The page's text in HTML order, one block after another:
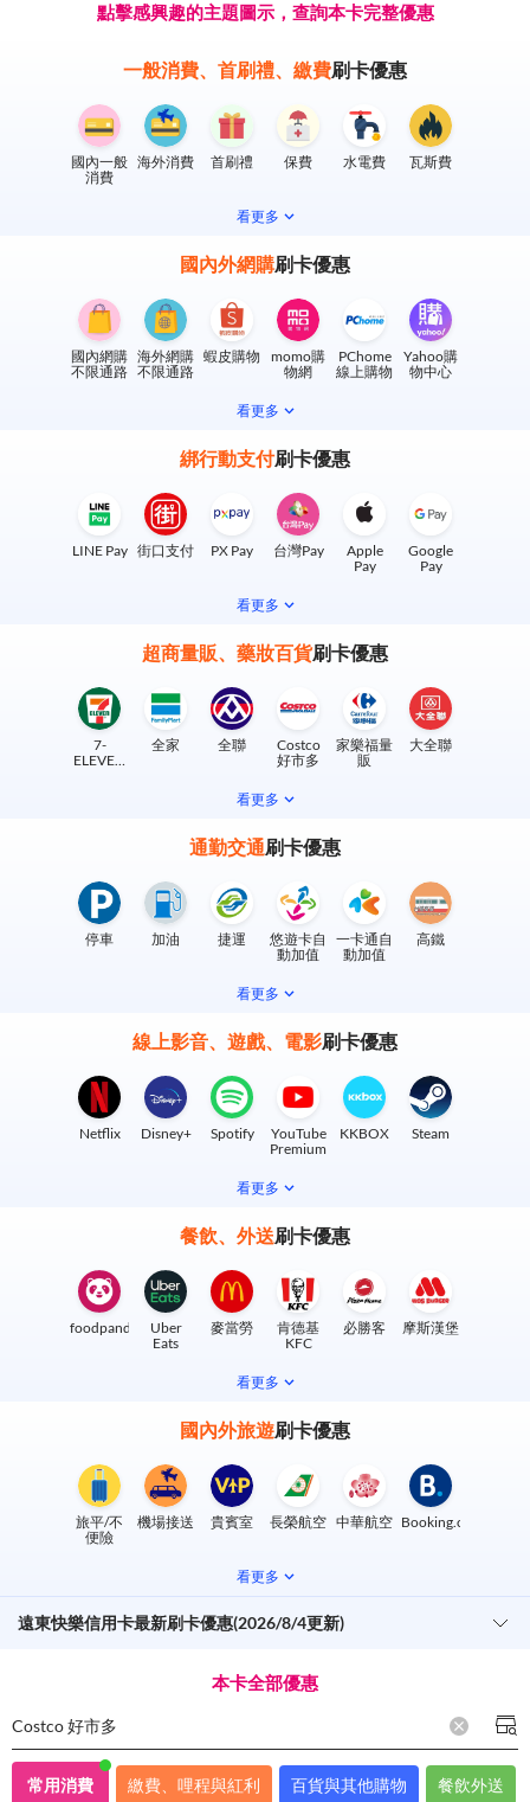
點擊感興趣的主題圖示，查詢本卡完整優惠
一般消費、首刷禮、繳費刷卡優惠
國內一般
消費
海外消費 首刷禮 保費 水電費 瓦斯費
看更多
國內外網購刷卡優惠
國內網購
不限通路
海外網購
不限通路
蝦皮購物
momo購
物網
PChome
線上購物
Yahoo購
物中心
看更多
綁行動支付刷卡優惠
LINE Pay 街口支付 PX Pay 台灣Pay
Apple
Pay
Google
Pay
看更多
超商量販、藥妝百貨刷卡優惠
7-
ELEVEN
全家 全聯
Costco
好市多
家樂福量
販
大全聯
看更多
通勤交通刷卡優惠
停車 加油 捷運
悠遊卡自
動加值
一卡通自
動加值
高鐵
看更多
線上影音、遊戲、電影刷卡優惠
Netflix Disney+ Spotify
YouTube
Premium
KKBOX Steam
看更多
餐飲、外送刷卡優惠
foodpanda
Uber
Eats
麥當勞
肯德基
KFC
必勝客 摩斯漢堡
看更多
國內外旅遊刷卡優惠
旅平/不
便險
機場接送 貴賓室 長榮航空 中華航空 Booking.com
看更多
遠東快樂信用卡最新刷卡優惠(2026/8/4更新)
本卡全部優惠
Costco 好市多
常用消費 繳費、哩程與紅利 百貨與其他購物 餐飲外送